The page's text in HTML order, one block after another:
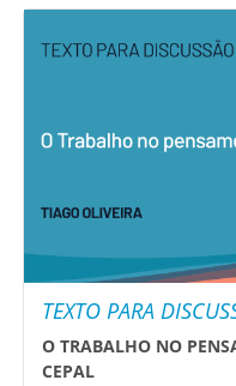
TEXTO PARA
O TRABALHO NO
CEPAL